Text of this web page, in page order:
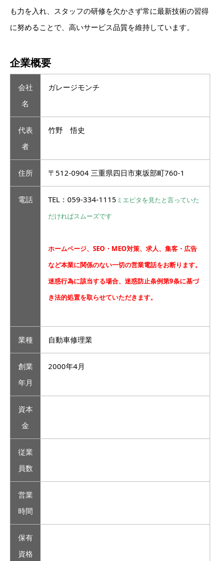
も力を入れ、スタッフの研修を欠かさず常に最新技術の習得
に努めることで、高いサービス品質を維持しています。
企業概要
会社
名
ガレージモンチ
代表
者
竹野 悟史
住所 〒512-0904 三重県四日市東坂部町760-1
電話 TEL：059-334-1115 ミエピタを見たと言っていた
だければスムーズです
ホームページ、SEO・MEO対策、求人、集客・広告
など本業に関係のない一切の営業電話をお断ります。
迷惑行為に該当する場合、迷惑防止条例第9条に基づ
き法的処置を取らせていただきます。
業種 自動車修理業
創業
年月
2000年4月
資本
金
従業
員数
営業
時間
保有
資格